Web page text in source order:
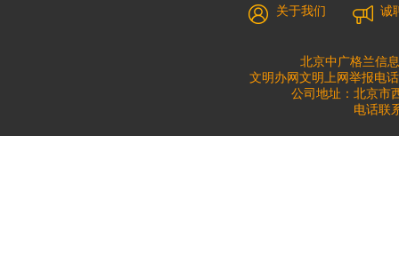
关于我们 诚
北京中广格兰信
文明办网文明上网举报电
公司地址：北京市
电话联